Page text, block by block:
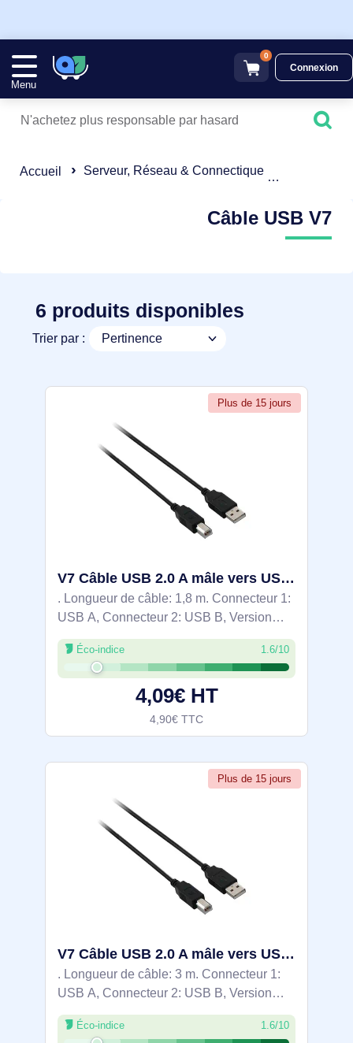
Menu
0
Connexion
Accueil Serveur, Réseau & Connectique
Câble USB V7
6 produits disponibles
Trier par :
Plus de 15 jours
V7 Câble USB 2.0 A mâle vers USB 2.0 B mâle, noir 2m 6.6ft - V7E2USB2AB-1.8M
. Longueur de câble: 1,8 m. Connecteur 1:
USB A, Connecteur 2: USB B, Version
USB: USB 2.0, Genre du connecteur:
Mâle/Mâle, Taux de transfert de données
maximal: 0,48 Gbit/s, Contacts du
Éco-indice 1.6/10
4,09€ HT
4,90€ TTC
Plus de 15 jours
V7 Câble USB 2.0 A mâle vers USB 2.0 B mâle, noir 3m 10ft - V7E2USB2AB-03M
. Longueur de câble: 3 m. Connecteur 1:
USB A, Connecteur 2: USB B, Version
USB: USB 2.0, Genre du connecteur:
Mâle/Mâle, Taux de transfert de données
Éco-indice 1.6/10